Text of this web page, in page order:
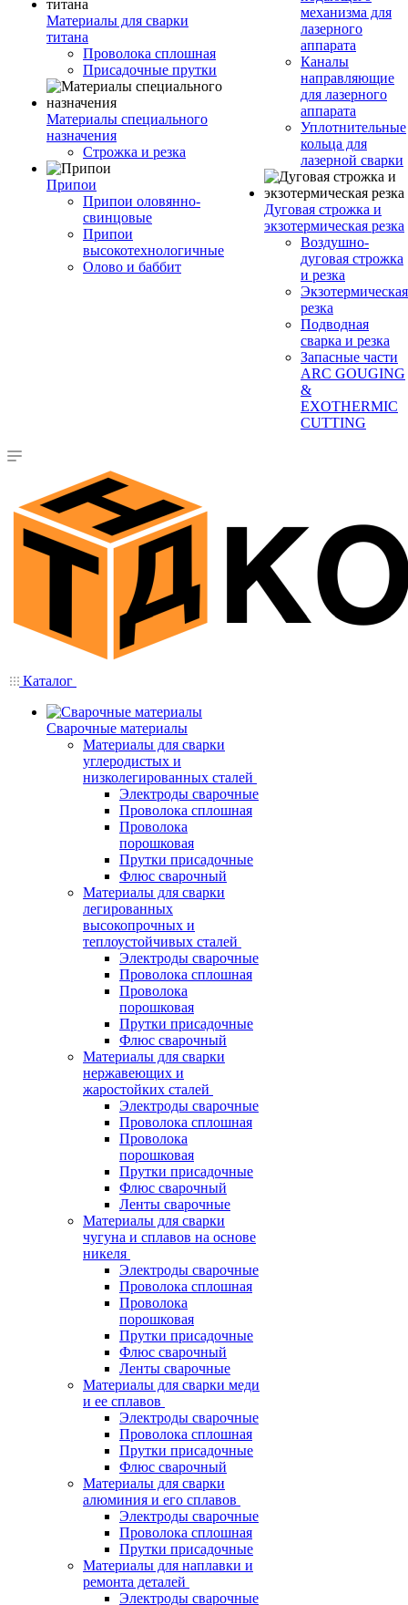
Материалы для сварки
титана
Проволока сплошная
Присадочные прутки
Материалы специального
назначения
Строжка и резка
Припои
Припои оловянно-
свинцовые
Припои
высокотехнологичные
Олово и баббит
механизма для
лазерного
аппарата
Каналы
направляющие
для лазерного
аппарата
Уплотнительные
кольца для
лазерной сварки
Дуговая строжка и
экзотермическая резка
Воздушно-
дуговая строжка
и резка
Экзотермическая
резка
Подводная
сварка и резка
Запасные части
ARC GOUGING
&
EXOTHERMIC
CUTTING
Каталог
Сварочные материалы
Материалы для сварки
углеродистых и
низколегированных сталей
Электроды сварочные
Проволока сплошная
Проволока
порошковая
Прутки присадочные
Флюс сварочный
Материалы для сварки
легированных
высокопрочных и
теплоустойчивых сталей
Электроды сварочные
Проволока сплошная
Проволока
порошковая
Прутки присадочные
Флюс сварочный
Материалы для сварки
нержавеющих и
жаростойких сталей
Электроды сварочные
Проволока сплошная
Проволока
порошковая
Прутки присадочные
Флюс сварочный
Ленты сварочные
Материалы для сварки
чугуна и сплавов на основе
никеля
Электроды сварочные
Проволока сплошная
Проволока
порошковая
Прутки присадочные
Флюс сварочный
Ленты сварочные
Материалы для сварки меди
и ее сплавов
Электроды сварочные
Проволока сплошная
Прутки присадочные
Флюс сварочный
Материалы для сварки
алюминия и его сплавов
Электроды сварочные
Проволока сплошная
Прутки присадочные
Материалы для наплавки и
ремонта деталей
Электроды сварочные